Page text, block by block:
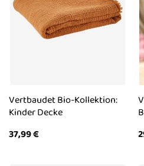
Vertbaudet Bio-Kollektion:
Kinder Decke
37,99€